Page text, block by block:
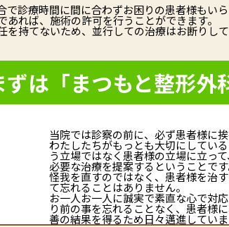
診療時間に間に合わずお困りの患者様もいら
れば、施術の許可を行うことができます。
持てないため、並行しての治療はお断りして
ずは 「まつもと整形外
当院では診察の前に、必ず患者様に挨
わたしたちがもっとも大切にしてい
う立場ではなく患者様の立場に立っ
必要な治療を提案するということです
怪我を直すのではなく、患者様を治
て忘れることはありません。
お一人お一人に誠実で素直な心で対
り前の事を忘れることなく、患者様
善の結果を得るため日々邁進していま